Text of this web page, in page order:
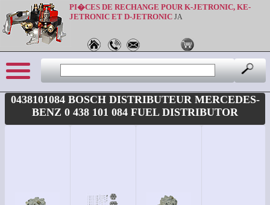
PI�CES DE RECHANGE POUR K-JETRONIC, KE-
JETRONIC ET D-JETRONIC JA
0438101084 BOSCH DISTRIBUTEUR MERCEDES-
BENZ 0 438 101 084 FUEL DISTRIBUTOR